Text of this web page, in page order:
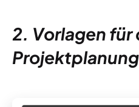
2. Vorlagen
Projektplanung